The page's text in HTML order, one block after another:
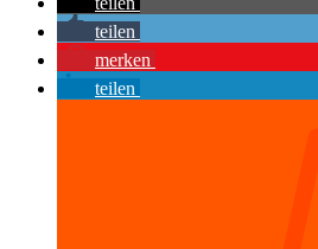
teilen
merken
teilen